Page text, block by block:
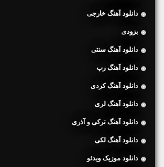
دانلود آهنگ خارجی
بزودی
دانلود آهنگ سنتی
دانلود آهنگ رپ
دانلود آهنگ کردی
دانلود آهنگ لری
دانلود آهنگ ترکی و آذری
دانلود آهنگ لکی
دانلود موزیک ویدئو